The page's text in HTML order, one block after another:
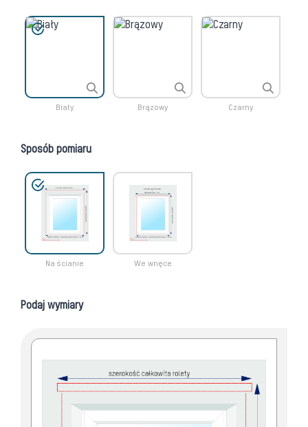
Biały Brązowy Czarny
Sposób pomiaru
Na ścianie We wnęce
Podaj wymiary